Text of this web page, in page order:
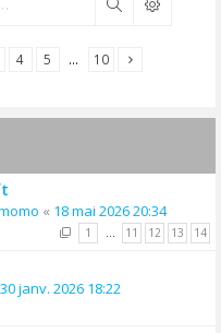
Rechercher
4 5 … 10
« 18 mai 2026 20:34
1 … 11 12 13 14
30 janv. 2026 18:22